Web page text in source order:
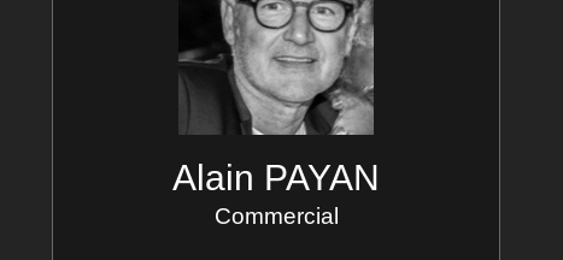
Alain PAYAN
Commercial